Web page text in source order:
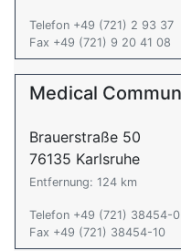
Telefon +49 (721) 2 93 37
Fax +49 (721) 9 20 41 08
Medical
Brauerstraße 50
76135 Karlsruhe
Entfernung: 124 km
Telefon +49 (721) 38454-0
Fax +49 (721) 38454-10